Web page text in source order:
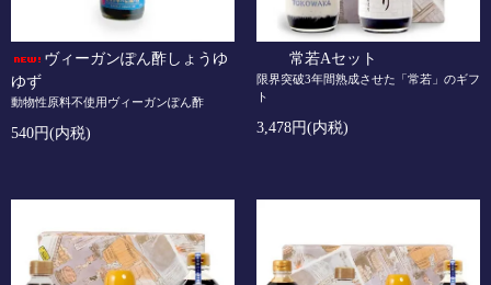
ヴィーガンぽん酢しょうゆ
ゆず
動物性原料不使用ヴィーガンぽん酢
540円(内税)
常若Aセット
限界突破3年間熟成させた「常若」のギフ
ト
3,478円(内税)